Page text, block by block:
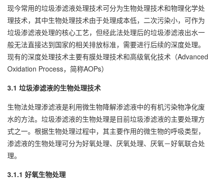
现今常用的垃圾渗滤液处理技术可分为生物处理技术和物理化学处
理技术，其中生物处理技术由于处理成本低，二次污染小，可作为
垃圾渗滤液处理的核心工艺，但经此法处理后的垃圾渗滤液出水一
般无法直接达到国家的相关排放标准，需要进行后续的深度处理。
现有的深度处理技术主要有膜处理技术和高级氧化技术（Advanced
Oxidation Process，简称AOPs）
3.1 垃圾渗滤液的生物处理技术
生物法处理渗滤液是利用微生物降解渗滤液中的有机污染物净化废
水的方法。垃圾渗滤液的生物处理是目前垃圾渗滤液的主要处理方
式之一。根据生物处理过程中，其主要作用的微生物的呼吸类型，
渗滤液的生物处理可分为好氧处理、厌氧处理、厌氧－好氧联合处
理。
3.1.1 好氧生物处理